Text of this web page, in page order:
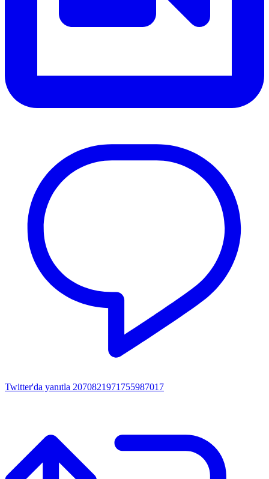
Twitter'da yanıtla 2070821971755987017